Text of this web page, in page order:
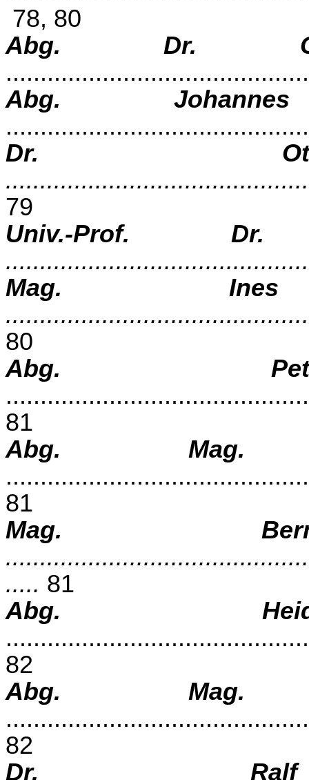
78, 80
Abg. Dr.
Abg. Johannes
Dr.
79
Univ.-Prof.Dr.
Mag. Ines
80
Abg.
81
Abg. Mag.
81
Mag.
..... 81
Abg.
82
Abg. Mag.
82
Dr. Ralf